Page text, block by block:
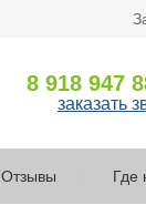
8 918 947
заказать
Отзывы Где